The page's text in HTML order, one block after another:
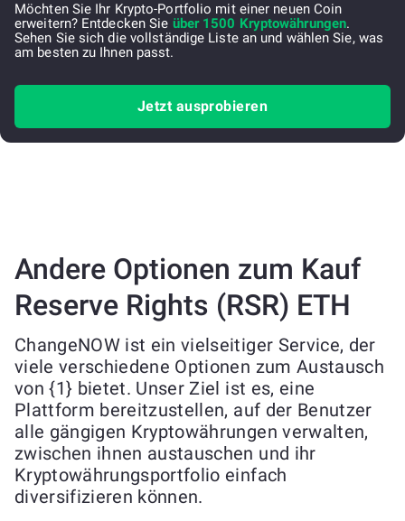
Möchten Sie Ihr Krypto-Portfolio mit einer neuen Coin
erweitern? Entdecken Sie über 1500 Kryptowährungen.
Sehen Sie sich die vollständige Liste an und wählen Sie, was
am besten zu Ihnen passt.
Jetzt ausprobieren
Andere Optionen zum Kauf
Reserve Rights (RSR) ETH
ChangeNOW ist ein vielseitiger Service, der
viele verschiedene Optionen zum Austausch
von {1} bietet. Unser Ziel ist es, eine
Plattform bereitzustellen, auf der Benutzer
alle gängigen Kryptowährungen verwalten,
zwischen ihnen austauschen und ihr
Kryptowährungsportfolio einfach
diversifizieren können.